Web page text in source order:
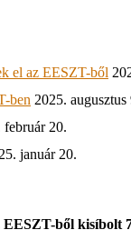
el az EESZT-ből
ben 2025. augusztus
február 20.
január 20.
ből kisíbolt